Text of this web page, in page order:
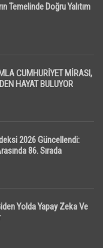
Temelinde Doğru Yalıtım
CUMHURİYET MİRASI,
HAYAT BULUYOR
2026 Güncellendi:
86. Sırada
Yolda Yapay Zeka Ve